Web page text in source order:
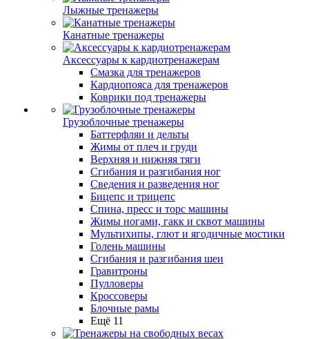
Лыжные тренажеры
Канатные тренажеры
Аксессуары к кардиотренажерам
Смазка для тренажеров
Кардиопояса для тренажеров
Коврики под тренажеры
Грузоблочные тренажеры
Баттерфляи и дельты
Жимы от плеч и груди
Верхняя и нижняя тяги
Сгибания и разгибания ног
Сведения и разведения ног
Бицепс и трицепс
Спина, пресс и торс машины
Жимы ногами, гакк и сквот машины
Мультихипы, глют и ягодичные мостики
Голень машины
Сгибания и разгибания шеи
Гравитроны
Пулловеры
Кроссоверы
Блочные рамы
Ещё 11